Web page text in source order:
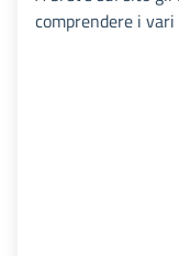
comprendere i